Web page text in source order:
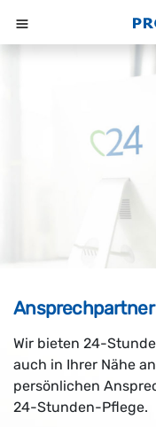
Wir bieten 24-
auch in Ihrer Nähe
persönlichen
24-Stunden-Pflege.